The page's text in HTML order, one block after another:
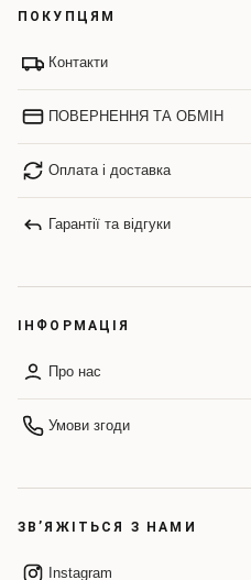
ПОКУПЦЯМ
Контакти
ПОВЕРНЕННЯ ТА ОБМІН
Оплата і доставка
Гарантії та відгуки
ІНФОРМАЦІЯ
Про нас
Умови згоди
ЗВ’ЯЖІТЬСЯ З НАМИ
Instagram